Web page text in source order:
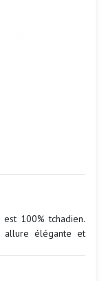
100% tchadien.
allure élégante et